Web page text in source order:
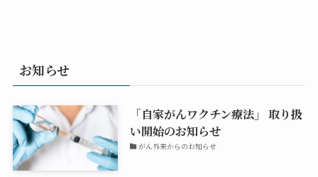
お知らせ
「自家がんワクチン療法」 取り扱
い開始のお知らせ
がん外来からのお知らせ